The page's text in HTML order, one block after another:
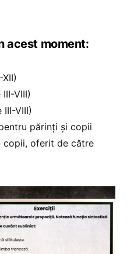
acest moment:
VIII)
VIII)
părinți și copii
copii, oferit de către